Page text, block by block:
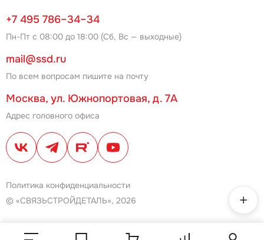
+7 495 786–34–34
Пн-Пт с 08:00 до 18:00 (Сб, Вс — выходные)
mail@ssd.ru
По всем вопросам пишите на почту
Москва, ул. Южнопортовая, д. 7А
Адрес головного офиса
Политика конфиденциальности
© «СВЯЗЬСТРОЙДЕТАЛЬ», 2026